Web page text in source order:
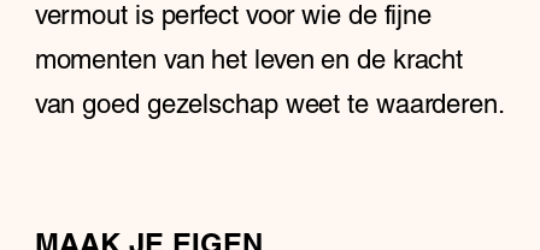
vermout is perfect voor wie de fijne
momenten van het leven en de kracht
van goed gezelschap weet te waarderen.